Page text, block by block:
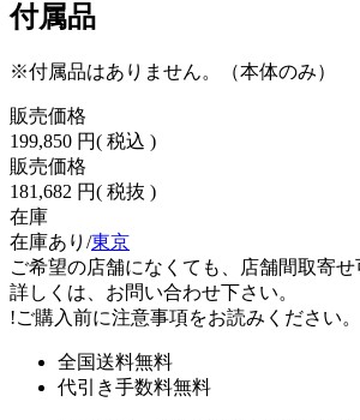
付属品
※付属品はありません。（本体のみ）
販売価格
199,850 円( 税込 )
販売価格
181,682 円( 税抜 )
在庫
在庫あり/東京
ご希望の店舗になくても、店舗間取寄せ
詳しくは、お問い合わせ下さい。
!ご購入前に注意事項をお読みください。
全国送料無料
代引き手数料無料